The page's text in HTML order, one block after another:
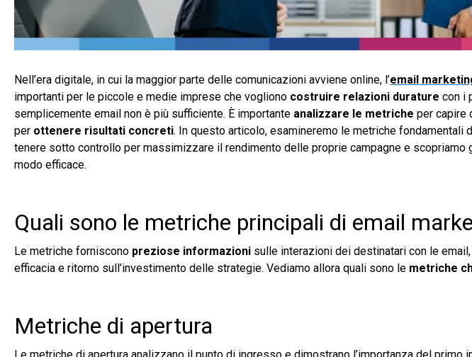
Nell’era digitale, in cui la maggior parte delle comunicazioni avviene online, l’email
importanti per le piccole e medie imprese che vogliono costruire relazioni durature con i
semplicemente email non è più sufficiente. È importante analizzare le metriche per capire
per ottenere risultati concreti. In questo articolo, esamineremo le metriche fondamentali
tenere sotto controllo per massimizzare il rendimento delle proprie campagne e scopriamo
modo efficace.
Quali sono le metriche principali di email
Le metriche forniscono preziose informazioni sulle interazioni dei destinatari con le
efficacia e ritorno sull’investimento delle strategie. Vediamo allora quali sono le metriche
Metriche di apertura